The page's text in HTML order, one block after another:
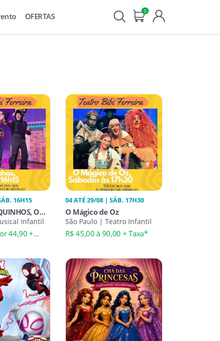
OFERTAS
0
16H15
O
Infantil
44,90 +
04 ATÉ 29/08 | SÁB. 17H30
O Mágico de Oz
São Paulo | Teatro Infantil
R$ 45,00 à 90,00 + Taxa*